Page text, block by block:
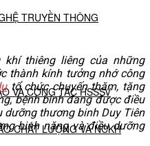
TRUYỀN THÔNG
VÀ CÔNG TÁC HSSSV
CHẤT LƯỢNG VÀ NCKH
khí thiêng liêng của những
thành kính tưởng nhớ công
tổ chức chuyến thăm, tặng
bệnh binh đang được điều
dưỡng thương binh Duy Tiên
binh nặng và điều dưỡng